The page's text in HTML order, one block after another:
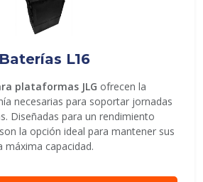
ENVIAR
Baterías L16
plataformas JLG ofrecen la
necesarias para soportar jornadas
Diseñadas para un rendimiento
la opción ideal para mantener sus
máxima capacidad.